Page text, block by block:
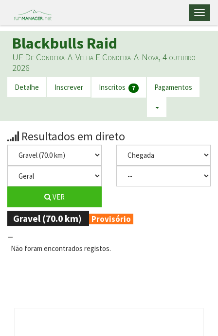
Blackbulls Raid
UF De Condeixa-A-Velha E Condeixa-A-Nova, 4 outubro
2026
Detalhe Inscrever Inscritos 7 Pagamentos
Resultados em direto
VER
Gravel (70.0 km) Provisório
Não foram encontrados registos.